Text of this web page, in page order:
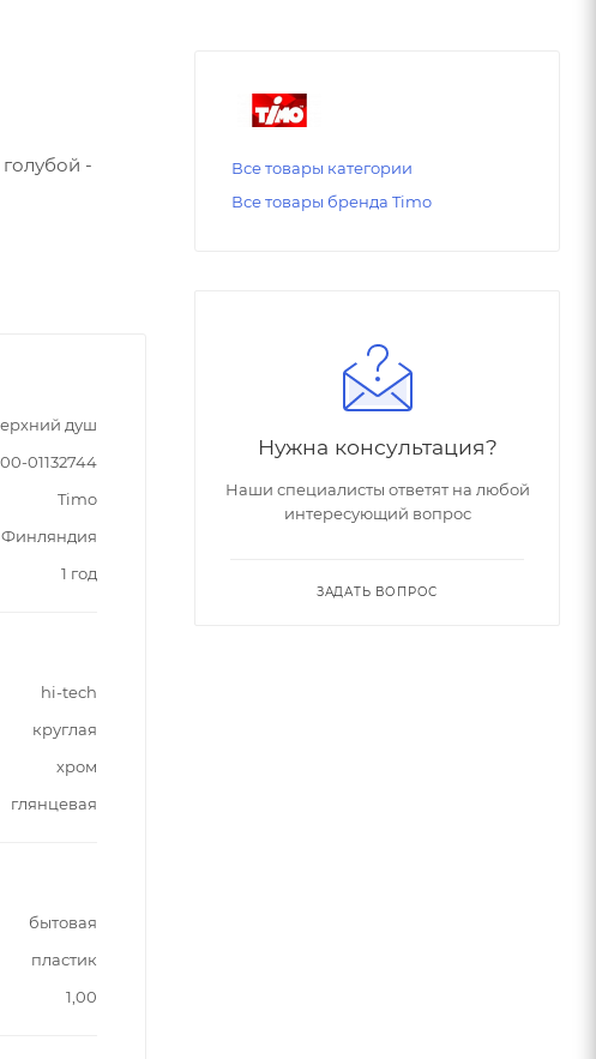
-
душ
00-01132744
Timo
Финляндия
1 год
hi-tech
круглая
хром
глянцевая
бытовая
пластик
1,00
Все товары категории
Все товары бренда Timo
Нужна консультация?
Наши специалисты ответят на любой
интересующий вопрос
ЗАДАТЬ ВОПРОС